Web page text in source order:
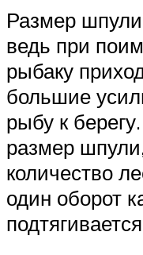
Размер
ведь при
рыбаку
большие
рыбу к
размер
количество
один оборот